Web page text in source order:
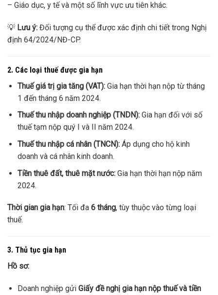
– Giáo dục, y tế và một số lĩnh vực ưu tiên khác.
💡 Lưu ý: Đối tượng cụ thể được xác định chi tiết trong Nghị
định 64/2024/NĐ-CP.
2. Các loại thuế được gia hạn
Thuế giá trị gia tăng (VAT):Gia hạn thời hạn nộp từ tháng
1 đến tháng 6 năm 2024.
Thuế thu nhập doanh nghiệp (TNDN):Gia hạn đối với số
thuế tạm nộp quý I và II năm 2024.
Thuế thu nhập cá nhân (TNCN):Áp dụng cho hộ kinh
doanh và cá nhân kinh doanh.
Tiền thuê đất, thuê mặt nước:Gia hạn thời hạn nộp năm
2024.
Thời gian gia hạn: Tối đa 6 tháng, tùy thuộc vào từng loại
thuế.
3. Thủ tục gia hạn
Hồ sơ:
Doanh nghiệp gửi Giấy đề nghị gia hạn nộp thuế và tiền